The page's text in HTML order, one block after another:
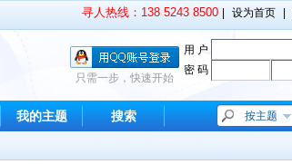
寻人热线：138 5243 8500 设为首页
只需一步，快速开始
用 户
密 码
我的主题 搜索 按主题